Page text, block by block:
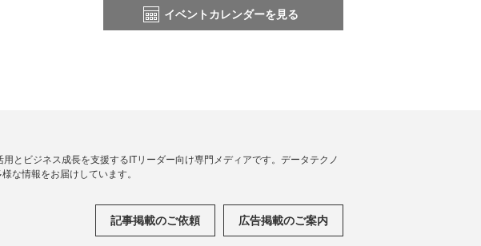
イベントカレンダーを見る
とビジネス成長を支援するITリーダー向け専門メディアです。データテクノ
な情報をお届けしています。
記事掲載のご依頼 広告掲載のご案内